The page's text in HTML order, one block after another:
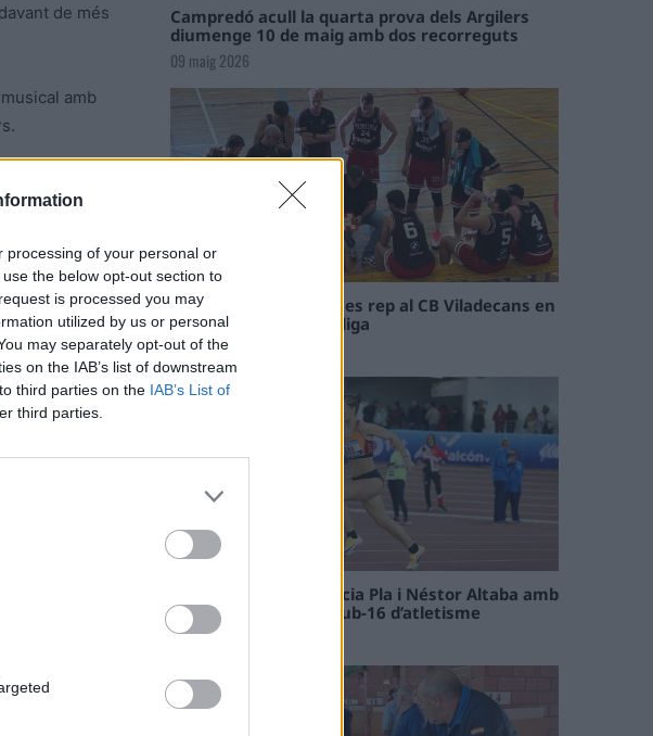
processing of your personal or
the below opt-out section to
is processed you may
utilized by us or personal
may separately opt-out of the
on the IAB’s list of downstream
third parties on the IAB’s List of
third parties.
de més
amb
Article següent
quilograms de
il·legal
Campredó acull la quarta prova dels Argilers
diumenge 10 de maig amb dos recorreguts
09 maig 2026
El Cantaires amb baixes rep al CB Viladecans en
el tram decisiu de la lliga
09 maig 2026
Paula Sintorres, Patrícia Pla i Néstor Altaba amb
la selecció catalana sub-16 d’atletisme
08 maig 2026